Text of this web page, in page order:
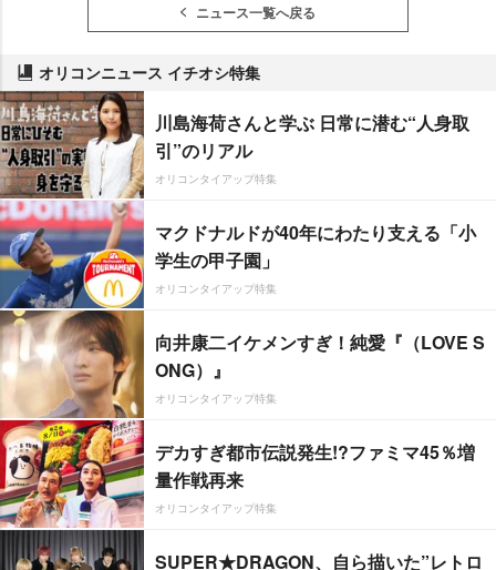
ニュース一覧へ戻る
オリコンニュース イチオシ特集
川島海荷さんと学ぶ 日常に潜む“人身取
引”のリアル
オリコンタイアップ特集
マクドナルドが40年にわたり支える「小
学生の甲子園」
オリコンタイアップ特集
向井康二イケメンすぎ！純愛『（LOVE S
ONG）』
オリコンタイアップ特集
デカすぎ都市伝説発生!?ファミマ45％増
量作戦再来
オリコンタイアップ特集
SUPER★DRAGON、自ら描いた”レトロ